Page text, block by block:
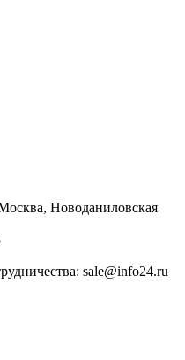
Новоданиловская
sale@info24.ru